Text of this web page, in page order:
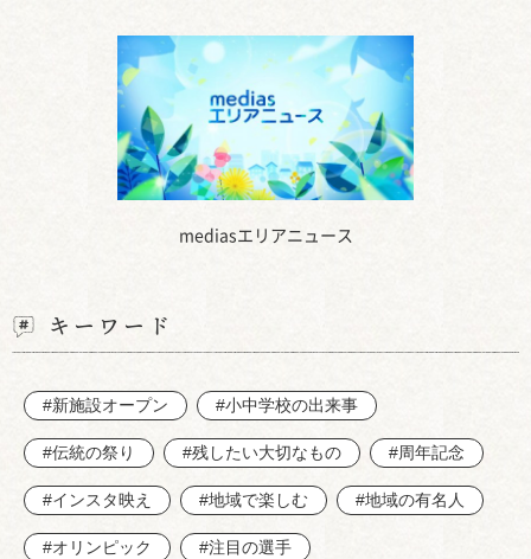
mediasエリアニュース
キーワード
#新施設オープン #小中学校の出来事
#伝統の祭り #残したい大切なもの #周年記念
#インスタ映え #地域で楽しむ #地域の有名人
#オリンピック #注目の選手